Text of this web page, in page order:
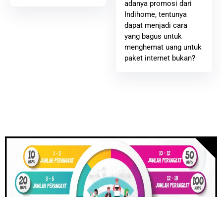
adanya promosi dari
Indihome, tentunya
dapat menjadi cara
yang bagus untuk
menghemat uang untuk
paket internet bukan?